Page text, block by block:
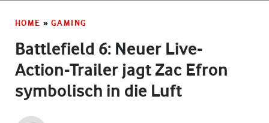
HOME » GAMING
Battlefield 6: Neuer Live-
Action-Trailer jagt Zac Efron
symbolisch in die Luft